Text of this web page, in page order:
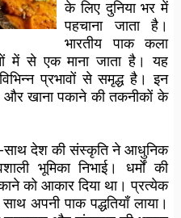
के लिए दुनिया भर में
पहचाना जाता है।
भारतीय पाक कला
में से एक माना जाता है। यह
प्रभावों से समृद्ध है। इन
और खाना पकाने की तकनीकों के
साथ देश की संस्कृति ने आधुनिक
भूमिका निभाई। धर्मों की
को आकार दिया था। प्रत्येक
अपनी पाक पद्धतियाँ लाया।